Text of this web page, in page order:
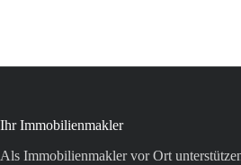
Ihr Immobilienmakler
Als Immobilienmakler vor Ort